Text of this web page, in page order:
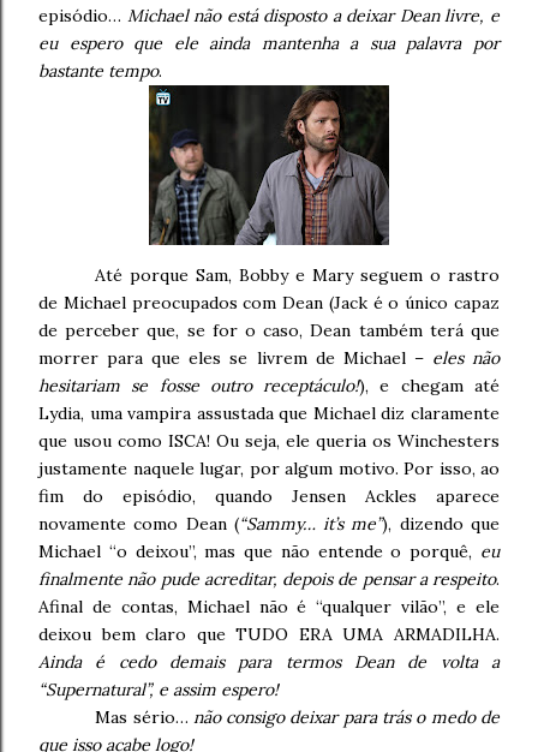
episódio… Michael não está disposto a deixar Dean livre, e
eu espero que ele ainda mantenha a sua palavra por
bastante tempo.
Até porque Sam, Bobby e Mary seguem o rastro
de Michael preocupados com Dean (Jack é o único capaz
de perceber que, se for o caso, Dean também terá que
morrer para que eles se livrem de Michael – eles não
hesitariam se fosse outro receptáculo!), e chegam até
Lydia, uma vampira assustada que Michael diz claramente
que usou como ISCA! Ou seja, ele queria os Winchesters
justamente naquele lugar, por algum motivo. Por isso, ao
fim do episódio, quando Jensen Ackles aparece
novamente como Dean (“Sammy… it’s me”), dizendo que
Michael “o deixou”, mas que não entende o porquê, eu
finalmente não pude acreditar, depois de pensar a respeito.
Afinal de contas, Michael não é “qualquer vilão”, e ele
deixou bem claro que TUDO ERA UMA ARMADILHA.
Ainda é cedo demais para termos Dean de volta a
“Supernatural”, e assim espero!
Mas sério… não consigo deixar para trás o medo de
que isso acabe logo!